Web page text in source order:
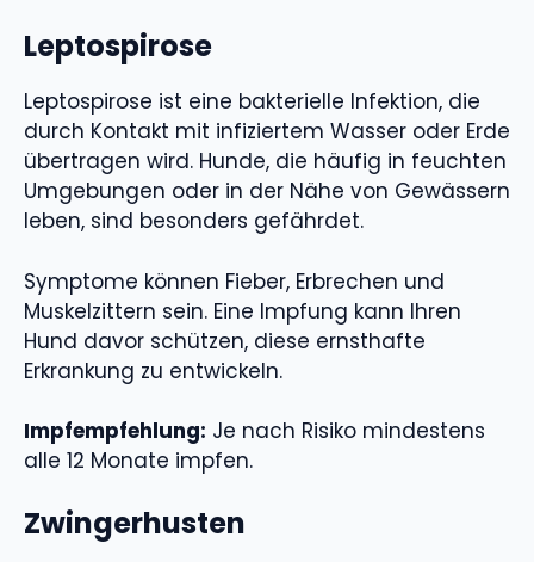
Leptospirose
Leptospirose ist eine bakterielle Infektion, die
durch Kontakt mit infiziertem Wasser oder Erde
übertragen wird. Hunde, die häufig in feuchten
Umgebungen oder in der Nähe von Gewässern
leben, sind besonders gefährdet.
Symptome können Fieber, Erbrechen und
Muskelzittern sein. Eine Impfung kann Ihren
Hund davor schützen, diese ernsthafte
Erkrankung zu entwickeln.
Impfempfehlung: Je nach Risiko mindestens
alle 12 Monate impfen.
Zwingerhusten